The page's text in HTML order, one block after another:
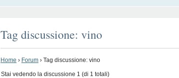
Tag discussione: vino
Home › Forum › Tag discussione: vino
Stai vedendo la discussione 1 (di 1 totali)